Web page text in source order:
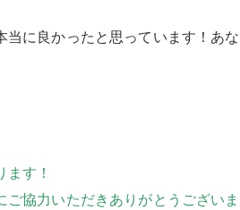
に良かったと思っています！あ
す！
ご協力いただきありがとうございま